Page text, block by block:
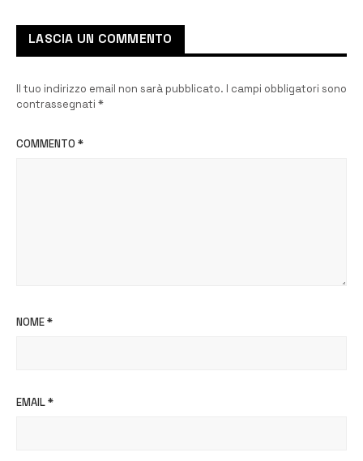
LASCIA UN COMMENTO
Il tuo indirizzo email non sarà pubblicato. I campi obbligatori sono
contrassegnati *
COMMENTO *
NOME*
EMAIL*